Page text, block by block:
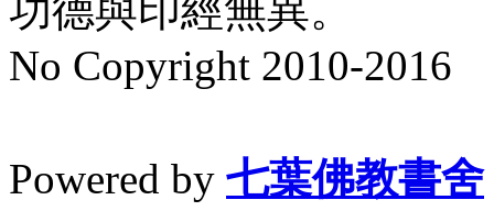
功德與印經無異。
No Copyright 2010-2016
Powered by 七葉佛教書舍